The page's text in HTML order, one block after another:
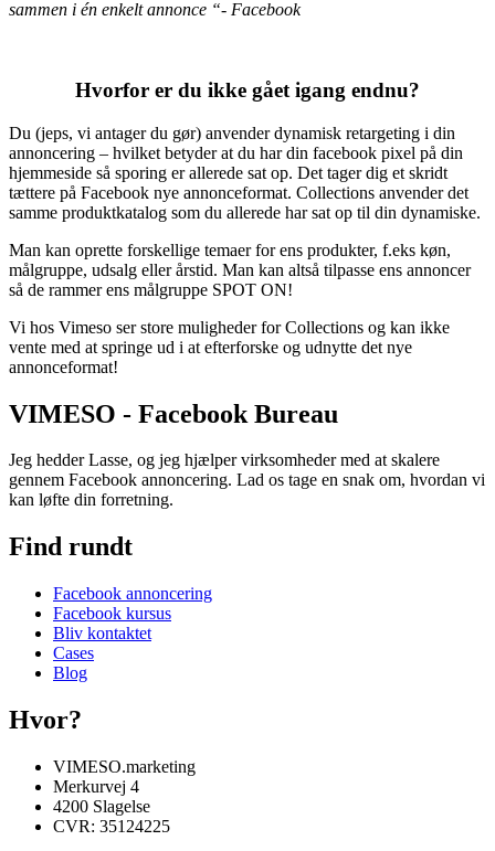
sammen i én enkelt annonce “- Facebook
Hvorfor er du ikke gået igang endnu?
Du (jeps, vi antager du gør) anvender dynamisk retargeting i din
annoncering – hvilket betyder at du har din facebook pixel på din
hjemmeside så sporing er allerede sat op. Det tager dig et skridt
tættere på Facebook nye annonceformat. Collections anvender det
samme produktkatalog som du allerede har sat op til din dynamiske.
Man kan oprette forskellige temaer for ens produkter, f.eks køn,
målgruppe, udsalg eller årstid. Man kan altså tilpasse ens annoncer
så de rammer ens målgruppe SPOT ON!
Vi hos Vimeso ser store muligheder for Collections og kan ikke
vente med at springe ud i at efterforske og udnytte det nye
annonceformat!
VIMESO - Facebook Bureau
Jeg hedder Lasse, og jeg hjælper virksomheder med at skalere
gennem Facebook annoncering. Lad os tage en snak om, hvordan vi
kan løfte din forretning.
Find rundt
Facebook annoncering
Facebook kursus
Bliv kontaktet
Cases
Blog
Hvor?
VIMESO.marketing
Merkurvej 4
4200 Slagelse
CVR: 35124225